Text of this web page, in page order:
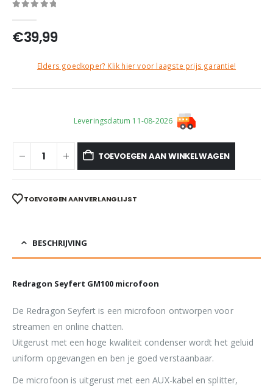
€39,99
Elders goedkoper? Klik hier voor laagste prijs garantie!
Leveringsdatum 11-08-2026
TOEVOEGEN AAN WINKELWAGEN
TOEVOEGEN AAN VERLANGLIJST
BESCHRIJVING
Redragon Seyfert GM100 microfoon
De Redragon Seyfert is een microfoon ontworpen voor
streamen en online chatten.
Uitgerust met een hoge kwaliteit condenser wordt het geluid
uniform opgevangen en ben je goed verstaanbaar.
De microfoon is uitgerust met een AUX-kabel en splitter,